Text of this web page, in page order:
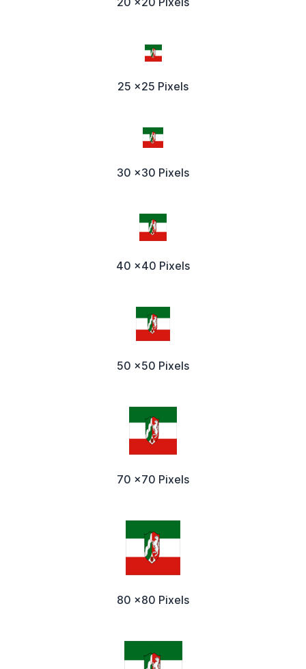
25 x25 Pixels
30 x30 Pixels
40 x40 Pixels
50 x50 Pixels
70 x70 Pixels
80 x80 Pixels